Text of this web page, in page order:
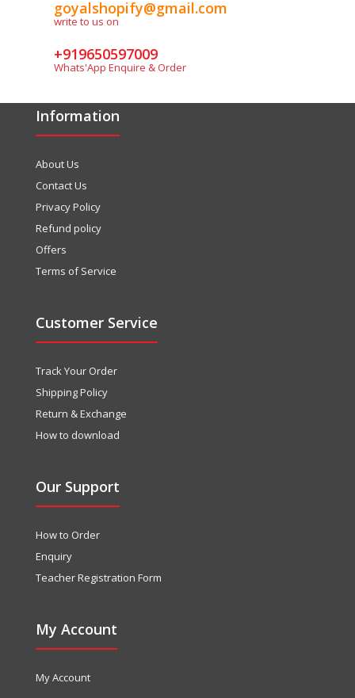
goyalshopify@gmail.com
write to us on
+919650597009
Whats'App Enquire & Order
Information
About Us
Contact Us
Privacy Policy
Refund policy
Offers
Terms of Service
Customer Service
Track Your Order
Shipping Policy
Return & Exchange
How to download
Our Support
How to Order
Enquiry
Teacher Registration Form
My Account
My Account